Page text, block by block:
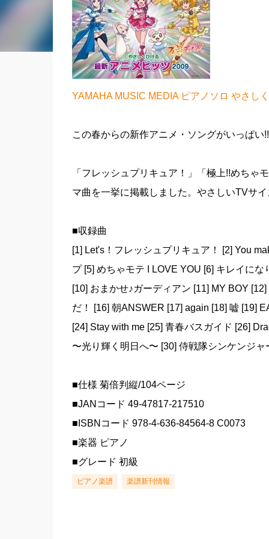
YAMAHA MUSIC MEDIA ピアノソロ やさし
この春からの新作アニメ・ソングがいっぱい!!
「フレッシュプリキュア！」「極上!!めちゃ
マ曲を一挙に掲載しました。やさしいTVサ
■収録曲
[1] Let's！フレッシュプリキュア！ [2] You
プ [5] めちゃモテ I LOVE YOU [6] キレイに
[10] おまかせ♪ガーディアン [11] MY BOY
だ！ [16] 朝ANSWER [17] again [18] 嘘 [19]
[24] Stay with me [25] 青春バスガイド [26]
〜光り輝く明日へ〜 [30] 侍戦隊シンケンジャ
■仕様 菊倍判縦/104ページ
■JANコード 49-47817-217510
■ISBNコード 978-4-636-84564-8 C0073
■楽器 ピアノ
■グレード 初級
ピアノ楽譜 楽譜新刊情報